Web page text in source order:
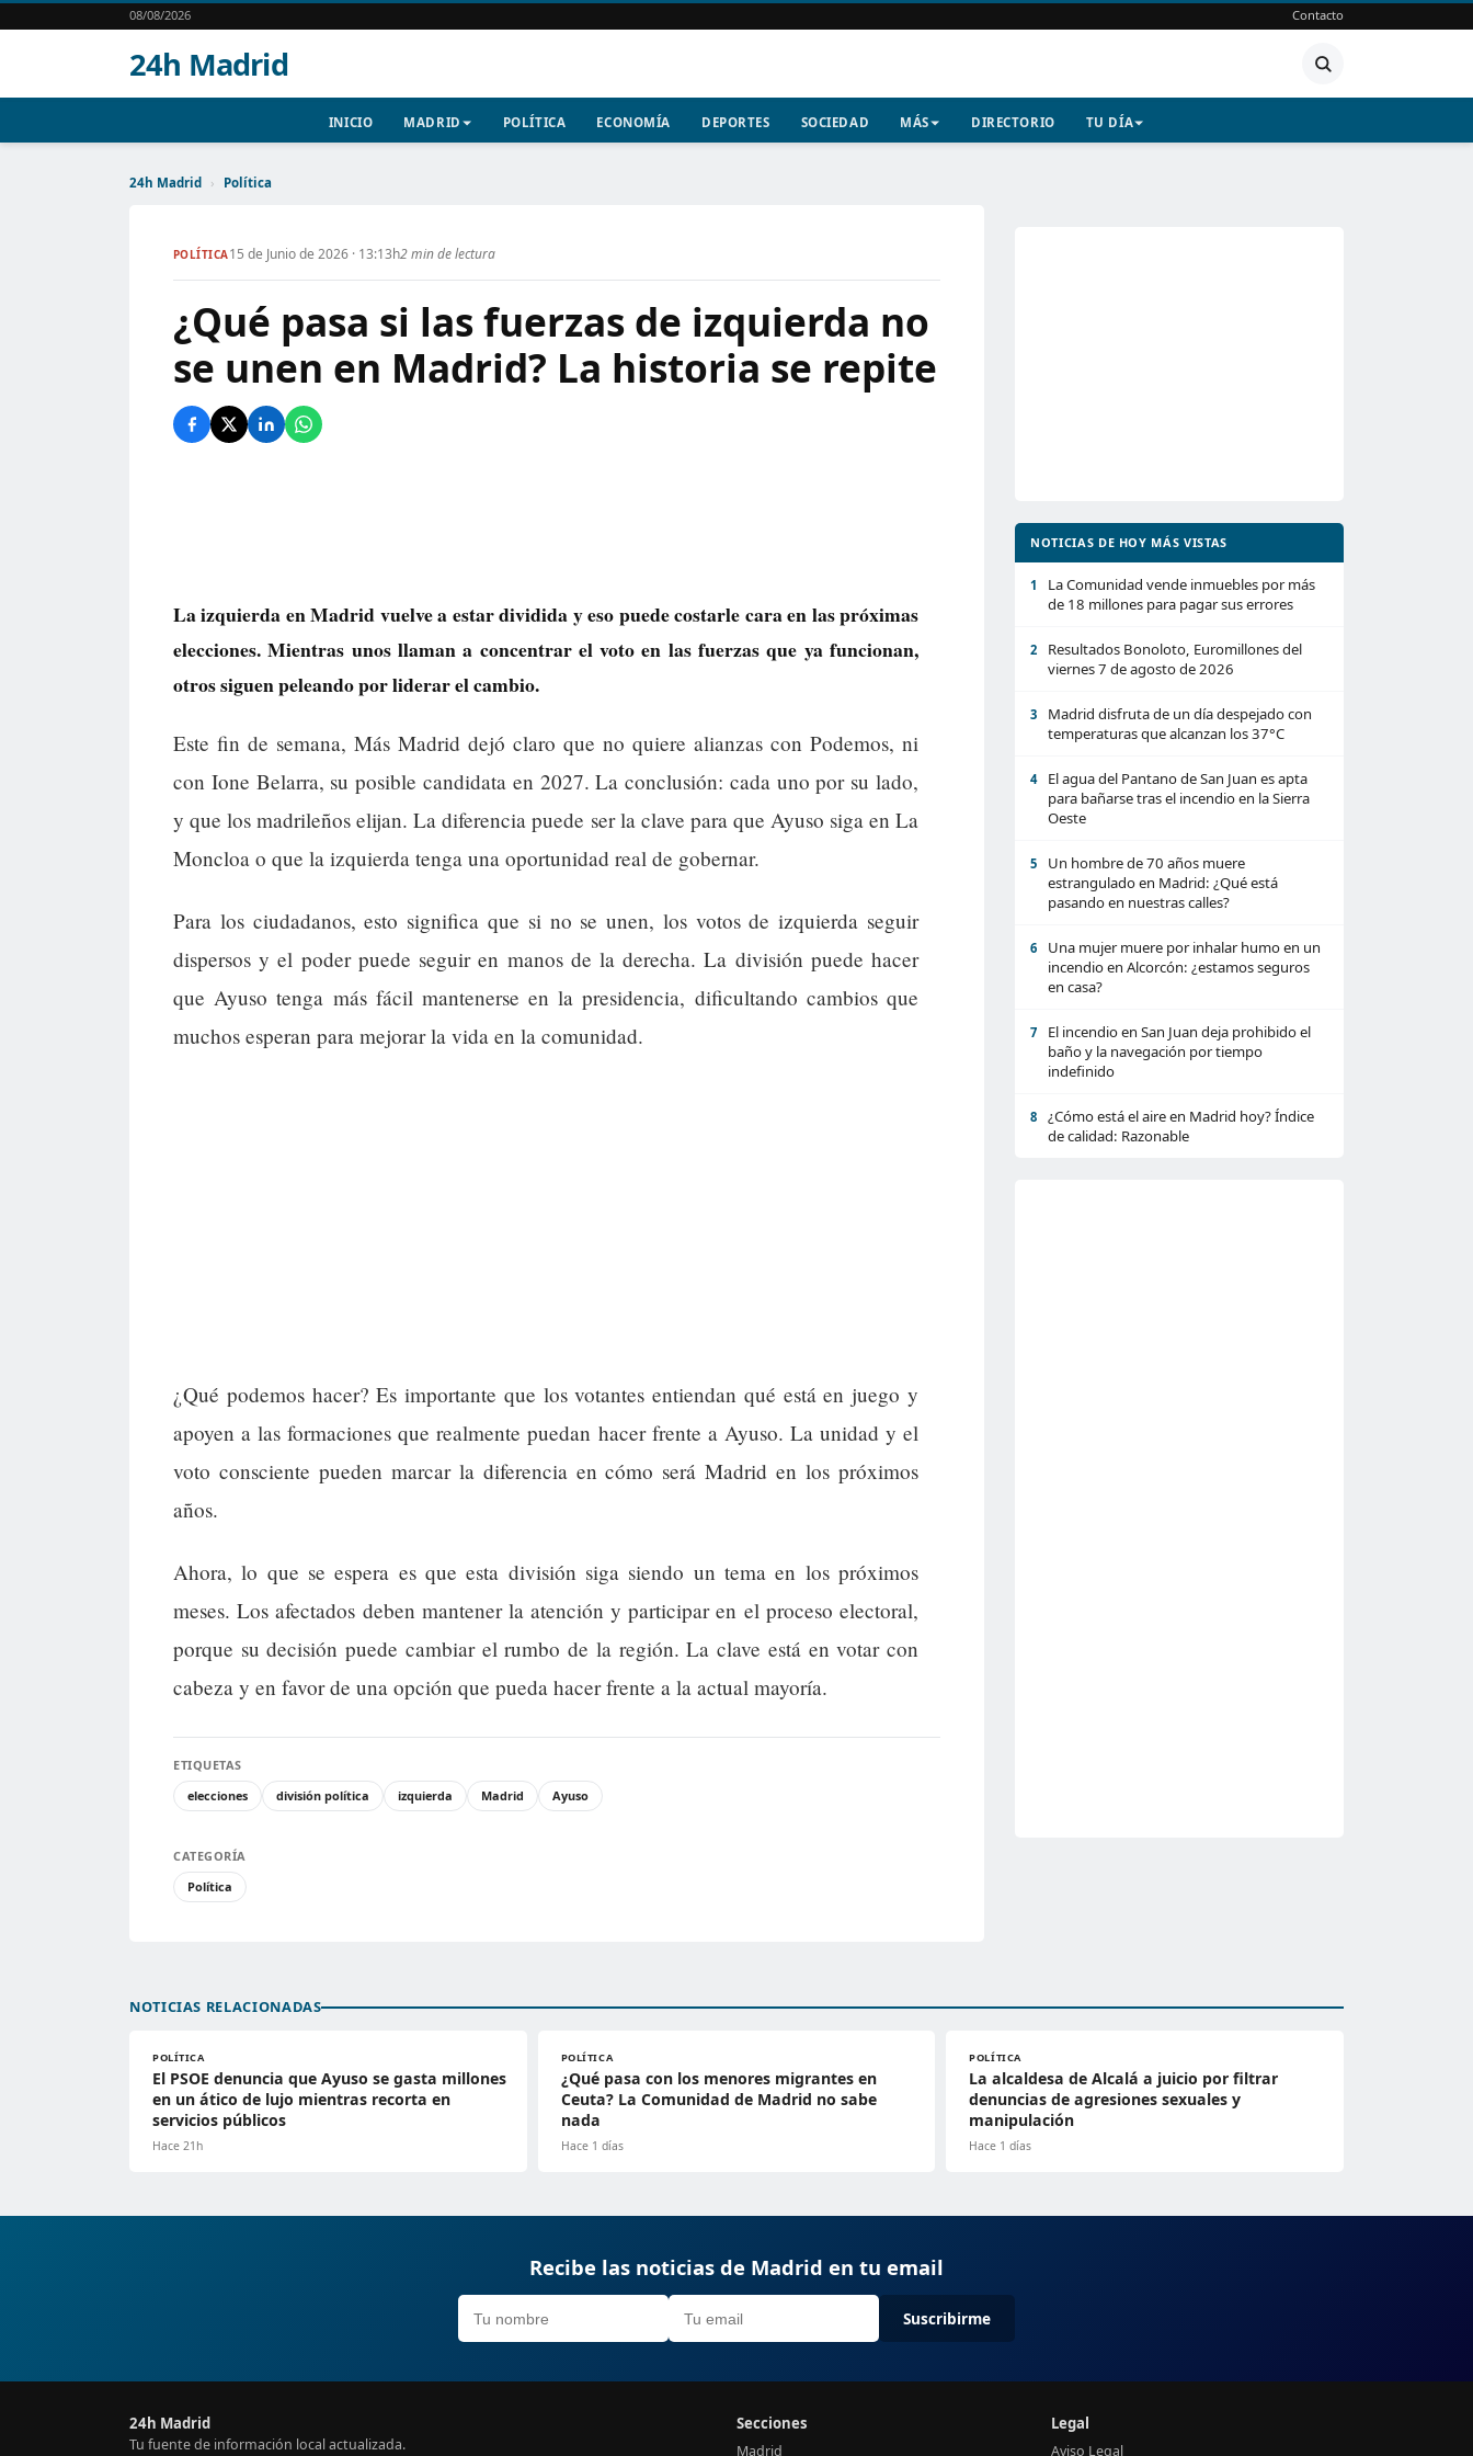
08/08/2026 Contacto
24h Madrid
INICIO MADRID POLÍTICA ECONOMÍA DEPORTES SOCIEDAD MÁS DIRECTORIO TU DÍA
24h Madrid › Política
POLÍTICA15 de Junio de 2026 · 13:13h2 min de lectura
¿Qué pasa si las fuerzas de izquierda no
se unen en Madrid? La historia se repite
La izquierda en Madrid vuelve a estar dividida y eso puede costarle cara en las próximas
elecciones. Mientras unos llaman a concentrar el voto en las fuerzas que ya funcionan,
otros siguen peleando por liderar el cambio.
Este fin de semana, Más Madrid dejó claro que no quiere alianzas con Podemos, ni
con Ione Belarra, su posible candidata en 2027. La conclusión: cada uno por su lado,
y que los madrileños elijan. La diferencia puede ser la clave para que Ayuso siga en La
Moncloa o que la izquierda tenga una oportunidad real de gobernar.
Para los ciudadanos, esto significa que si no se unen, los votos de izquierda seguir
dispersos y el poder puede seguir en manos de la derecha. La división puede hacer
que Ayuso tenga más fácil mantenerse en la presidencia, dificultando cambios que
muchos esperan para mejorar la vida en la comunidad.
¿Qué podemos hacer? Es importante que los votantes entiendan qué está en juego y
apoyen a las formaciones que realmente puedan hacer frente a Ayuso. La unidad y el
voto consciente pueden marcar la diferencia en cómo será Madrid en los próximos
años.
Ahora, lo que se espera es que esta división siga siendo un tema en los próximos
meses. Los afectados deben mantener la atención y participar en el proceso electoral,
porque su decisión puede cambiar el rumbo de la región. La clave está en votar con
cabeza y en favor de una opción que pueda hacer frente a la actual mayoría.
ETIQUETAS
elecciones
división política izquierda Madrid Ayuso
CATEGORÍA
Política
NOTICIAS DE HOY MÁS VISTAS
1
La Comunidad vende inmuebles por más
de 18 millones para pagar sus errores
2
Resultados Bonoloto, Euromillones del
viernes 7 de agosto de 2026
3
Madrid disfruta de un día despejado con
temperaturas que alcanzan los 37°C
4
El agua del Pantano de San Juan es apta
para bañarse tras el incendio en la Sierra
Oeste
5
Un hombre de 70 años muere
estrangulado en Madrid: ¿Qué está
pasando en nuestras calles?
6
Una mujer muere por inhalar humo en un
incendio en Alcorcón: ¿estamos seguros
en casa?
7
El incendio en San Juan deja prohibido el
baño y la navegación por tiempo
indefinido
8
¿Cómo está el aire en Madrid hoy? Índice
de calidad: Razonable
NOTICIAS RELACIONADAS
POLÍTICA
El PSOE denuncia que Ayuso se gasta millones
en un ático de lujo mientras recorta en
servicios públicos
Hace 21h
POLÍTICA
¿Qué pasa con los menores migrantes en
Ceuta? La Comunidad de Madrid no sabe
nada
Hace 1 días
POLÍTICA
La alcaldesa de Alcalá a juicio por filtrar
denuncias de agresiones sexuales y
manipulación
Hace 1 días
Recibe las noticias de Madrid en tu email
Suscribirme
24h Madrid
Tu fuente de información local actualizada.
Secciones
Madrid
Legal
Aviso Legal